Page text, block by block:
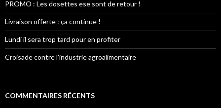
PROMO : Les dosettes ese sont de retour !
Livraison offerte : ça continue !
Lundi il sera trop tard pour en profiter
Croisade contre l'industrie agroalimentaire
COMMENTAIRES RÉCENTS